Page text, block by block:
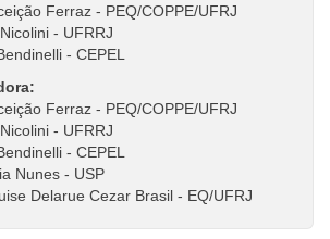
Ferraz - PEQ/COPPE/UFRJ
- UFRRJ
- CEPEL
Ferraz - PEQ/COPPE/UFRJ
- UFRRJ
- CEPEL
Nunes - USP
Delarue Cezar Brasil - EQ/UFRJ